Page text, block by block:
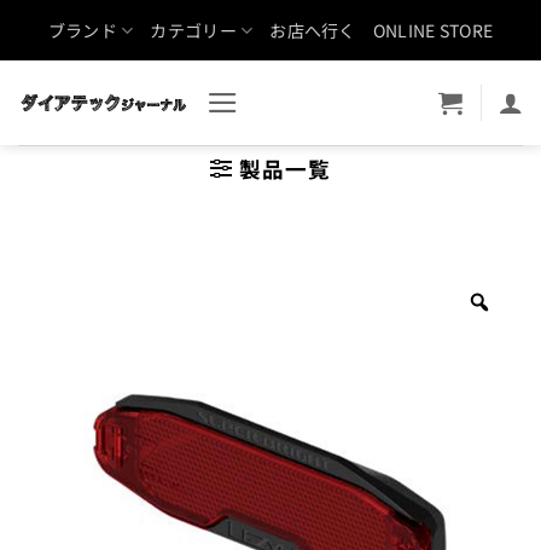
ブランド カテゴリー お店へ行く ONLINE STORE
製品一覧